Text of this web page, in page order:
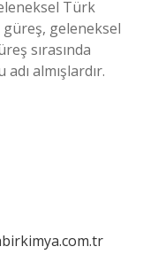
Türk
güreş, geleneksel
sırasında
almışlardır.